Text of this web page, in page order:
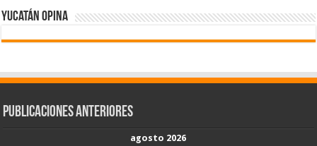
Yucatán Opina
Publicaciones Anteriores
agosto 2026